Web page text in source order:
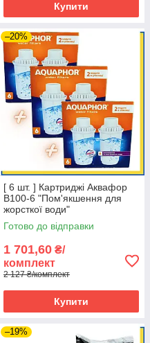
Купити
–20%
[ 6 шт. ] Картриджі Аквафор
В100-6 "Пом'якшення для
жорсткої води"
Готово до відправки
1 701,60 ₴/
комплект
2 127 ₴/комплект
Купити
–19%